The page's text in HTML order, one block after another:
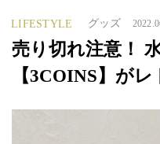
LIFESTYLE グッズ
売り切れ注意！
【3COINS】が